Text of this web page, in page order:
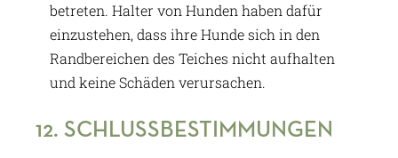
betreten. Halter von Hunden haben dafür
einzustehen, dass ihre Hunde sich in den
Randbereichen des Teiches nicht aufhalten
und keine Schäden verursachen.
12. SCHLUSSBESTIMMUNGEN